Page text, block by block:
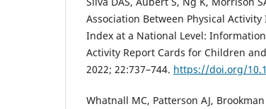
Association Between Physical
Index at a National Level:
Activity Report Cards for Children
2022; 22:737–744. https://doi.org/
Whatnall MC, Patterson AJ,